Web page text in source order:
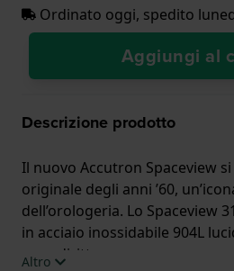
Ordinato oggi, spedito
Aggiungi al
Descrizione prodotto
Il nuovo Accutron Spaceview
originale degli anni ’60,
dell’orologeria. Lo Spaceview
in acciaio inossidabile 904L
anse diritte e una corona a ore
Altro